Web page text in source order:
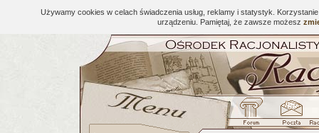
Używamy cookies w celach świadczenia usług, reklamy i statystyk.
urządzeniu. Pamiętaj, że zawsze możesz